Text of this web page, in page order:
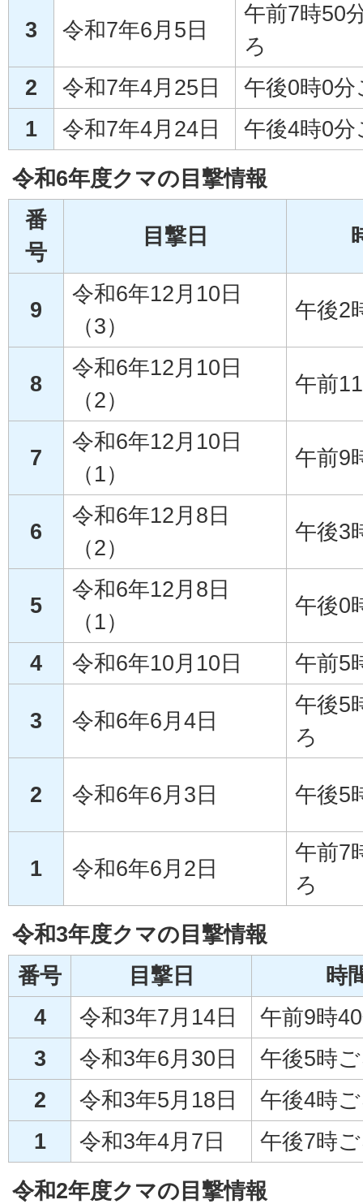
3 令和7年6月5日
午前7時50
ろ
2
令和7年4月25日
午後0時0分
1
令和7年4月24日
午後4時0分
令和6年度クマの目撃情報
番
号
目撃日
9
令和6年12月10日
（3）
午後2
8
令和6年12月10日
（2）
午前
7
令和6年12月10日
（1）
午前9
6
令和6年12月8日
（2）
午後3
5
令和6年12月8日
（1）
午後0
4 令和6年10月10日 午前5
3 令和6年6月4日
午後5
ろ
2 令和6年6月3日 午後5
1 令和6年6月2日
午前7
ろ
令和3年度クマの目撃情報
番号
目撃日
時
4
令和3年7月14日
午前9時
3
令和3年6月30日
午後5時
2
令和3年5月18日
午後4時
1
令和3年4月7日
午後7時
令和2年度クマの目撃情報